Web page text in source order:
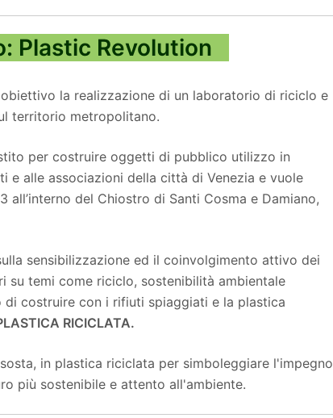
Plastic Revolution
la realizzazione di un laboratorio di riciclo e
territorio metropolitano.
per costruire oggetti di pubblico utilizzo in
e alle associazioni della città di Venezia e vuole
all’interno del Chiostro di Santi Cosma e Damiano,
sensibilizzazione ed il coinvolgimento attivo dei
su temi come riciclo, sostenibilità ambientale
costruire con i rifiuti spiaggiati e la plastica
RICICLATA.
in plastica riciclata per simboleggiare l'impegno
più sostenibile e attento all'ambiente.